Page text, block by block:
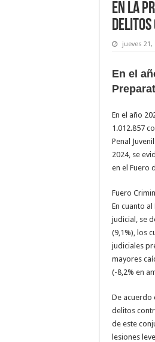
En la
delitos
jueves 21,
En el
En el año
1.012.857
Penal
2024, se
en el Fuero
Fuero
En cuanto
judicial, se
(9,1%), los
judiciales
mayores
(-8,2% en
De acuerdo
delitos
de este
lesiones